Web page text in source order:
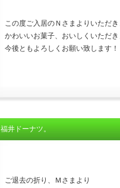
この度ご入居のＮさまよりいただ
かわいいお菓子、おいしくいただき
今後ともよろしくお願い致します！
福井ドーナツ。
ご退去の折り、Ｍさまより